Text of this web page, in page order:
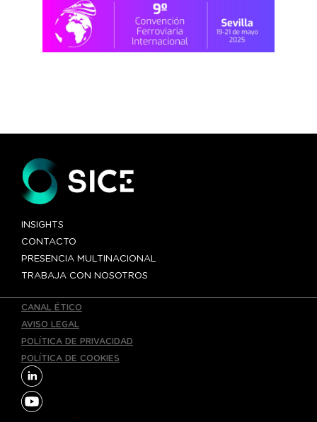
INSIGHTS
CONTACTO
PRESENCIA MULTINACIONAL
TRABAJA CON NOSOTROS
CANAL ÉTICO
AVISO LEGAL
POLÍTICA DE PRIVACIDAD
POLÍTICA DE COOKIES